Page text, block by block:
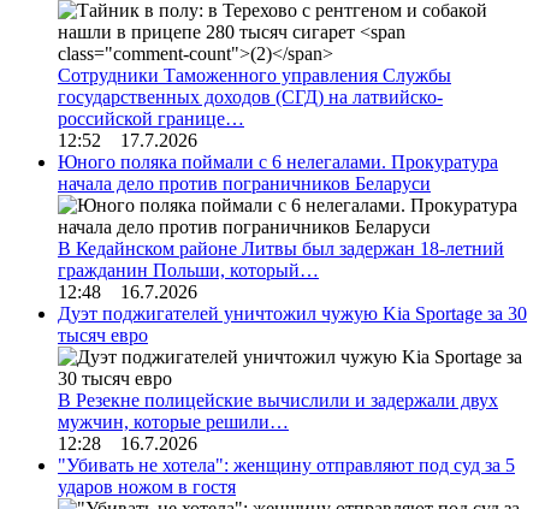
Сотрудники Таможенного управления Службы
государственных доходов (СГД) на латвийско-
российской границе…
12:52 17.7.2026
Юного поляка поймали с 6 нелегалами. Прокуратура
начала дело против пограничников Беларуси
В Кедайнском районе Литвы был задержан 18-летний
гражданин Польши, который…
12:48 16.7.2026
Дуэт поджигателей уничтожил чужую Kia Sportage за 30
тысяч евро
В Резекне полицейские вычислили и задержали двух
мужчин, которые решили…
12:28 16.7.2026
"Убивать не хотела": женщину отправляют под суд за 5
ударов ножом в гостя